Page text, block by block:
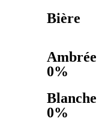
Bière
Ambrée
0%
Blanche
0%